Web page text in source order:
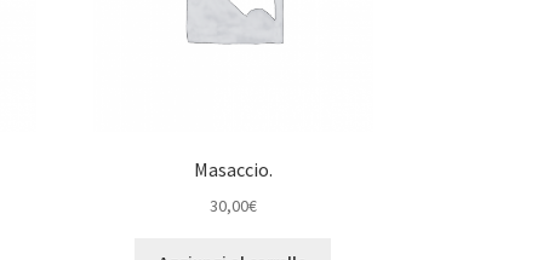
Masaccio.
30,00€